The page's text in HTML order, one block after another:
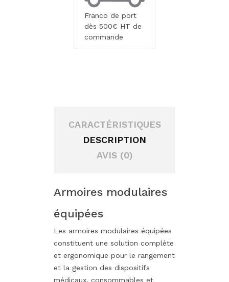
Franco de port
dès 500€ HT de
commande
CARACTÉRISTIQUES
DESCRIPTION
AVIS (0)
Armoires modulaires
équipées
Les armoires modulaires équipées
constituent une solution complète
et ergonomique pour le rangement
et la gestion des dispositifs
médicaux, consommables et